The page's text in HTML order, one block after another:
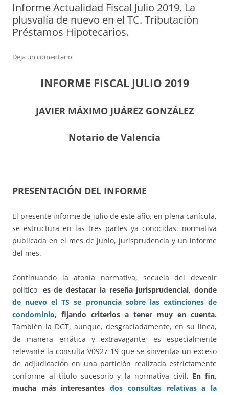
Informe Actualidad Fiscal Julio 2019. La
plusvalía de nuevo en el TC. Tributación
Préstamos Hipotecarios.
Deja un comentario
INFORME FISCAL JULIO 2019
JAVIER MÁXIMO JUÁREZ GONZÁLEZ
Notario de Valencia
PRESENTACIÓN DEL INFORME
El presente informe de julio de este año, en plena canícula,
se estructura en las tres partes ya conocidas: normativa
publicada en el mes de junio, jurisprudencia y un informe
del mes.
Continuando la atonía normativa, secuela del devenir
político, es de destacar la reseña jurisprudencial, donde
de nuevo el TS se pronuncia sobre las extinciones de
condominio, fijando criterios a tener muy en cuenta.
También la DGT, aunque, desgraciadamente, en su línea,
de manera errática y extravagante; es especialmente
relevante la consulta V0927-19 que se «inventa» un exceso
de adjudicación en una partición realizada estrictamente
conforme al título sucesorio y la normativa civil. En fin,
mucha más interesantesdos consultas relativas a la